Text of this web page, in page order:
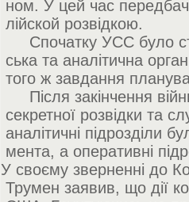
ном. У цей час
лійской розвідкою.
Спочатку УСС було
ська та аналітична
того ж завдання
Після закінчення
секретної розвідки та
аналітичні підрозділи
мента, а оперативні
У своєму зверненні до
Трумен заявив, що дії